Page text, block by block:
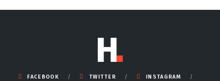
FACEBOOK TWITTER INSTAGRAM